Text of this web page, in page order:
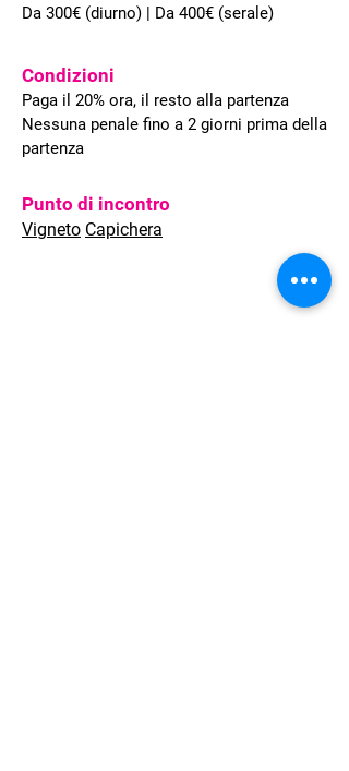
Da 300€ (diurno) | Da 400€ (serale)
Condizioni
Paga il 20% ora, il resto alla partenza
Nessuna penale fino a 2 giorni prima della
partenza
Punto di incontro
Vigneto Capichera